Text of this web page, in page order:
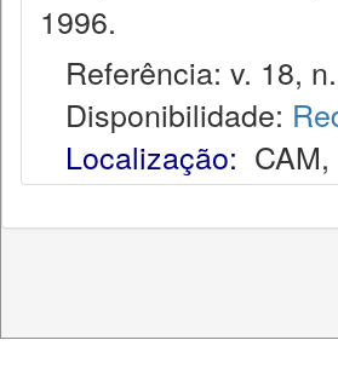
1996.
Referência: v. 18,
Disponibilidade:
Localização: CAM,